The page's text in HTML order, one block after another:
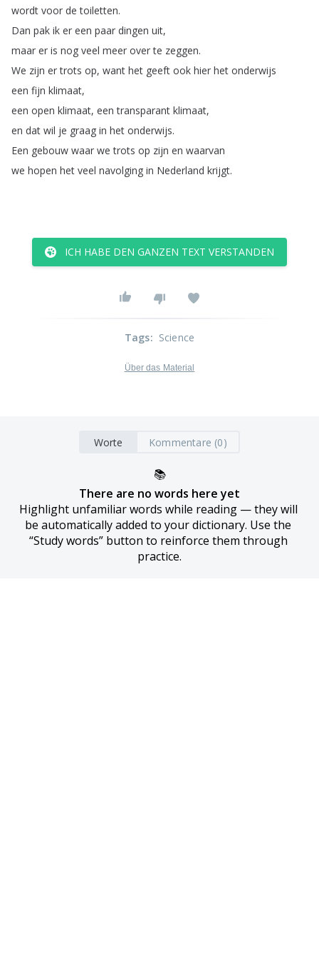
wordt voor de toiletten.
Dan pak ik er een paar dingen uit,
maar er is nog veel meer over te zeggen.
We zijn er trots op, want het geeft ook hier het onderwijs
een fijn klimaat,
een open klimaat, een transparant klimaat,
en dat wil je graag in het onderwijs.
Een gebouw waar we trots op zijn en waarvan
we hopen het veel navolging in Nederland krijgt.
ICH HABE DEN GANZEN TEXT VERSTANDEN
Tags: Science
Über das Material
Worte Kommentare (0)
📚
There are no words here yet
Highlight unfamiliar words while reading — they will
be automatically added to your dictionary. Use the
“Study words” button to reinforce them through
practice.